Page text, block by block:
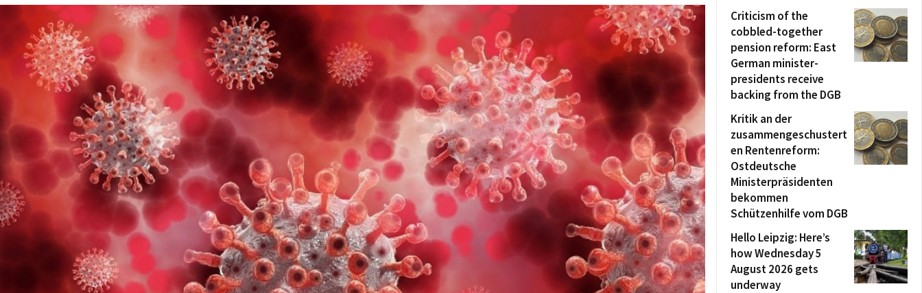
Criticism of the
cobbled-together
pension reform: East
German minister-
presidents receive
backing from the DGB
Kritik an der
zusammengeschustert
en Rentenreform:
Ostdeutsche
Ministerpräsidenten
bekommen
Schützenhilfe vom DGB
Hello Leipzig: Here’s
how Wednesday 5
August 2026 gets
underway